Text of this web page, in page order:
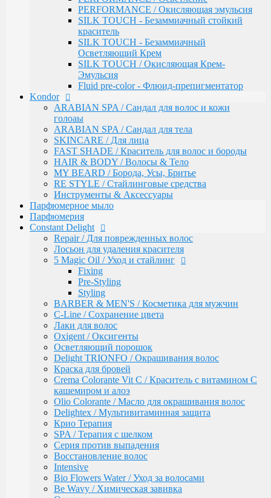
Styling
BARBER & MEN'S / Косметика для мужчин
C-Line / Сохранение цвета
Лаки для волос
Oxigent / Оксигенты
Осветляющий порошок
Delight TRIONFO / Окрашивания волос
Краска для бровей
Crema Colorante Vit C / Краситель с витамином С
кашемиром и алоэ
Olio Colorante / Масло для окрашивания волос
Delightex / Мультивитаминная защита
Крио Терапия
SPA / Терапия с шелком
Серия против выпадения
Восстановление волос
Intensive
Bio Flowers Water / Уход за волосами
Be Wavy / Химическая завивка
Одноразовая продукция
Lador
Бальзамы и кондиционеры
Защита, Лечения и Восстановления
Маски
Масла
Сыворотки
Уход за телом / Скрабы и пилинги
Шампуни
Kapous
Total Reconstruction
Arganoil
Обесцвечивающие продукты Arganoil
Стайлинг Arganoil
Уход за волосами Arganoil
Aromatic Symphony
Biotin Energy
Blond Bar
BLOND BAR Оттеночные Бальзамы
BLOND BAR Уход за Волосами
Brilliants Gloss
Caring Line
Gentleman Мужская серия
Glyoxy Sleek Hair Выпрямления волос
Go-Wash
KAPOUS DEPILATION Депиляции
PERFORMANCE / Окисляющая эмульсия
SILK TOUCH - Безаммиачный стойкий
краситель
SILK TOUCH - Безаммиачный
Осветляющий Крем
SILK TOUCH / Окисляющая Крем-
Эмульсия
Fluid pre-color - Флюид-препигментатор
Kondor
ARABIAN SPA / Сандал для волос и кожи
голоаы
ARABIAN SPA / Сандал для тела
SKINCARE / Для лица
FAST SHADE / Краситель для волос и бороды
HAIR & BODY / Волосы & Тело
MY BEARD / Борода, Усы, Бритье
RE STYLE / Стайлинговые средства
Инструменты & Аксессуары
Парфюмерное мыло
Парфюмерия
Constant Delight
Repair / Для поврежденных волос
Лосьон для удаления красителя
5 Magic Oil / Уход и стайлинг
Fixing
Pre-Styling
Styling
BARBER & MEN'S / Косметика для мужчин
C-Line / Сохранение цвета
Лаки для волос
Oxigent / Оксигенты
Осветляющий порошок
Delight TRIONFO / Окрашивания волос
Краска для бровей
Crema Colorante Vit C / Краситель с витамином С
кашемиром и алоэ
Olio Colorante / Масло для окрашивания волос
Delightex / Мультивитаминная защита
Крио Терапия
SPA / Терапия с шелком
Серия против выпадения
Восстановление волос
Intensive
Bio Flowers Water / Уход за волосами
Be Wavy / Химическая завивка